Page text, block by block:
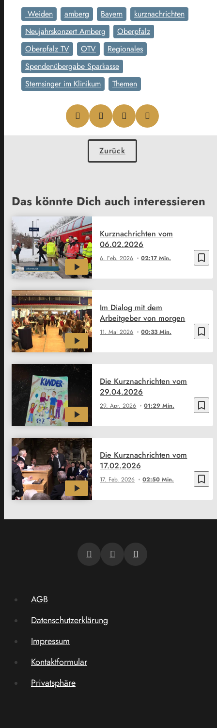
Weiden amberg Bayern
kurznachrichten
Neujahrskonzert Amberg
Oberpfalz
Oberpfalz TV
OTV
Regionales
Spendenübergabe Sparkasse
Sternsinger im Klinikum
Themen
Zurück
Das könnte Dich auch interessieren
bookmark_border
6. Feb. 2026 02:17 Min.
Kurznachrichten vom
06.02.2026
bookmark_border
11. Mai 2026 00:33 Min.
Im Dialog mit dem
Arbeitgeber von morgen
bookmark_border
29. Apr. 2026 01:29 Min.
Die Kurznachrichten vom
29.04.2026
bookmark_border
17. Feb. 2026 02:50 Min.
Die Kurznachrichten vom
17.02.2026
AGB
Datenschutzerklärung
Impressum
Kontaktformular
Privatsphäre